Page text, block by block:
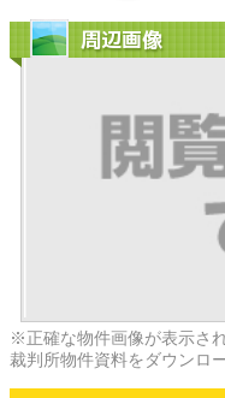
周辺画像
※正確な物件画像が表示さ
裁判所物件資料をダウンロ